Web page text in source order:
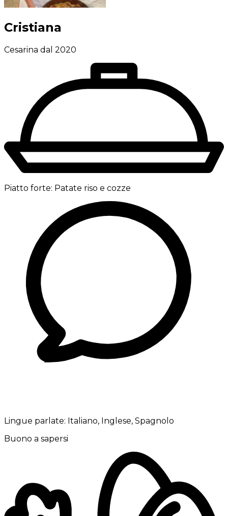
Cristiana
Cesarina dal 2020
Piatto forte: Patate riso e cozze
Lingue parlate: Italiano, Inglese, Spagnolo
Buono a sapersi